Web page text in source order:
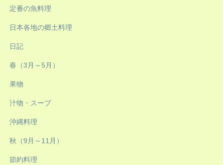
定番の魚料理
日本各地の郷土料理
日記
春（3月～5月）
果物
汁物・スープ
沖縄料理
秋（9月～11月）
節約料理